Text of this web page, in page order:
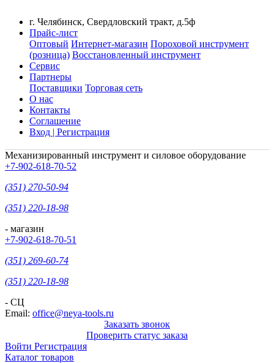
г. Челябинск, Свердловский тракт, д.5ф
Прайс-лист
Оптовый Интернет-магазин Пороховой инструмент
(розница) Восстановленный инструмент
Сервис
Партнеры
Поставщики Торговая сеть
О нас
Контакты
Соглашение
Вход | Регистрация
Механизированный инструмент и силовое оборудование
+7-902-618-70-52
(351) 270-50-94
(351) 220-18-98
- магазин
+7-902-618-70-51
(351) 269-60-74
(351) 220-18-98
- СЦ
Email: office@neya-tools.ru
Заказать звонок
Проверить статус заказа
Войти Регистрация
Каталог товаров